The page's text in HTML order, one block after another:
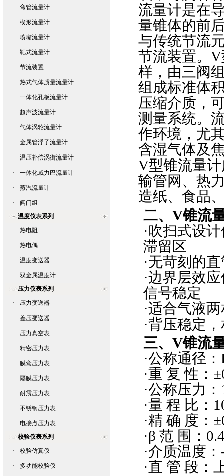
· 弯管流量计
· 楔形流量计
· 喷嘴流量计
· 靶式流量计
· 节流装置
· 热式气体质量流量计
· 一体化孔板流量计
· 超声波流量计
· 气体涡轮流量计
· 金属管浮子流量计
· 温压补偿涡街流量计
· 一体化威力巴流量计
· 蒸汽流量计
·
阀门组
温度仪表系列
·
热电阻
· 热电偶
· 温度变送器
·
双金属温度计
压力仪表系列
·
压力变送器
· 差压变送器
· 压力真空表
· 精密压力表
· 膜盒压力表
· 隔膜压力表
· 耐震压力表
· 不锈钢压力表
·
电接点压力表
校验仪表系列
·
校验仿真仪
· 多功能校验仪
流量计是在
量锥体的前
与传统节流
节流装置。 V
样，由三阀
组成标准体
压缩介质，
测量系统。
作环境，尤
含湿气体及
V型锥流量
输管网、热
造纸、食品
二、 V锥流
·吹扫式设
滞留区
·无苛刻的
·边界层效
信号稳定
·适合气液
·背压稳定
三、 V锥流
·公称通径：
·重 复 性：
·公称压力：
·量 程 比：
·精 确 度：
·β 范 围：
·介质温度：
·直 管 段：